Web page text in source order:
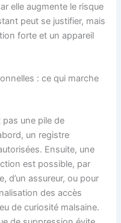
elle augmente le risque
peut se justifier, mais
forte et un appareil
: ce qui marche
pas une pile de
un registre
Ensuite, une
est possible, par
d’un assureur, ou pour
des accès
de curiosité malsaine.